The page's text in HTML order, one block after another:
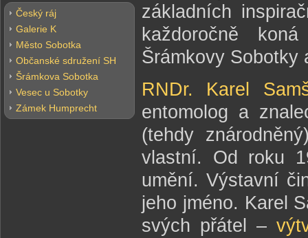
Český ráj
Galerie K
Město Sobotka
Občanské sdružení SH
Šrámkova Sobotka
Vesec u Sobotky
Zámek Humprecht
základních
každoročně
Šrámkovy
RNDr. Karel
entomolog a
(tehdy
vlastní. Od roku
umění. Výstavní
jeho jméno. Karel
svých přátel –